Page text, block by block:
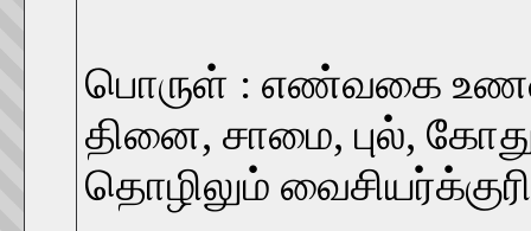
பொருள் : எண்வகை
தினை, சாமை, புல்,
தொழிலும்